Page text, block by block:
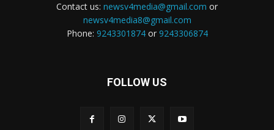
Contact us: newsv4media@gmail.com or
newsv4media8@gmail.com
Phone: 9243301874or 9243306874
FOLLOW US